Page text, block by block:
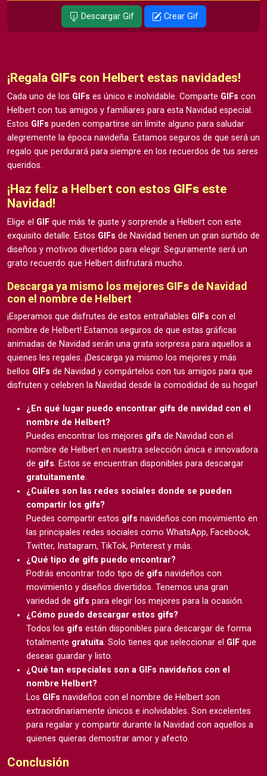
Descargar Gif Crear Gif
¡Regala GIFs con Helbert estas navidades!
Cada uno de los GIFs es único e inolvidable. Comparte GIFs con
Helbert con tus amigos y familiares para esta Navidad especial.
Estos GIFs pueden compartirse sin límite alguno para saludar
alegremente la época navideña. Estamos seguros de que será un
regalo que perdurará para siempre en los recuerdos de tus seres
queridos.
¡Haz feliz a Helbert con estos GIFs este
Navidad!
Elige el GIF que más te guste y sorprende a Helbert con este
exquisito detalle. Estos GIFs de Navidad tienen un gran surtido de
diseños y motivos divertidos para elegir. Seguramente será un
grato recuerdo que Helbert disfrutará mucho.
Descarga ya mismo los mejores GIFs de Navidad
con el nombre de Helbert
¡Esperamos que disfrutes de estos entrañables GIFs con el
nombre de Helbert! Estamos seguros de que estas gráficas
animadas de Navidad serán una grata sorpresa para aquellos a
quienes les regales. ¡Descarga ya mismo los mejores y más
bellos GIFs de Navidad y compártelos con tus amigos para que
disfruten y celebren la Navidad desde la comodidad de su hogar!
¿En qué lugar puedo encontrar gifs de navidad con el
nombre de Helbert?
Puedes encontrar los mejores gifs de Navidad con el
nombre de Helbert en nuestra selección única e innovadora
de gifs. Estos se encuentran disponibles para descargar
gratuitamente.
¿Cuáles son las redes sociales donde se pueden
compartir los gifs?
Puedes compartir estos gifs navideños con movimiento en
las principales redes sociales como WhatsApp, Facebook,
Twitter, Instagram, TikTok, Pinterest y más.
¿Qué tipo de gifs puedo encontrar?
Podrás encontrar todo tipo de gifs navideños con
movimiento y diseños divertidos. Tenemos una gran
variedad de gifs para elegir los mejores para la ocasión.
¿Cómo puedo descargar estos gifs?
Todos los gifs están disponibles para descargar de forma
totalmente gratuita. Solo tienes que seleccionar el GIF que
deseas guardar y listo.
¿Qué tan especiales son a GIFs navideños con el
nombre Helbert?
Los GIFs navideños con el nombre de Helbert son
extraordinariamente únicos e inolvidables. Son excelentes
para regalar y compartir durante la Navidad con aquellos a
quienes quieras demostrar amor y afecto.
Conclusión